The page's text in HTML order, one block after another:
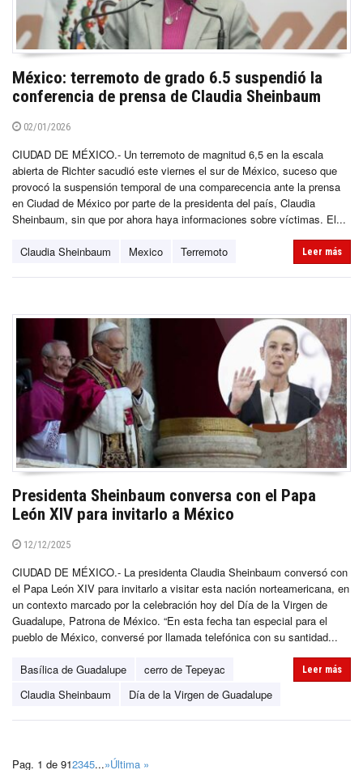
México: terremoto de grado 6.5 suspendió la
conferencia de prensa de Claudia Sheinbaum
02/01/2026
CIUDAD DE MÉXICO.- Un terremoto de magnitud 6,5 en la escala
abierta de Richter sacudió este viernes el sur de México, suceso que
provocó la suspensión temporal de una comparecencia ante la prensa
en Ciudad de México por parte de la presidenta del país, Claudia
Sheinbaum, sin que por ahora haya informaciones sobre víctimas. El...
Claudia Sheinbaum Mexico Terremoto Leer más
Presidenta Sheinbaum conversa con el Papa
León XIV para invitarlo a México
12/12/2025
CIUDAD DE MÉXICO.- La presidenta Claudia Sheinbaum conversó con
el Papa León XIV para invitarlo a visitar esta nación norteamericana, en
un contexto marcado por la celebración hoy del Día de la Virgen de
Guadalupe, Patrona de México. “En esta fecha tan especial para el
pueblo de México, conversé por llamada telefónica con su santidad...
Basílica de Guadalupe
cerro de Tepeyac
Claudia Sheinbaum
Día de la Virgen de Guadalupe
Leer más
Pag. 1 de 912345...»Última »